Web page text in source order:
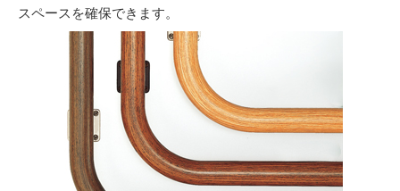
スペースを確保できます。